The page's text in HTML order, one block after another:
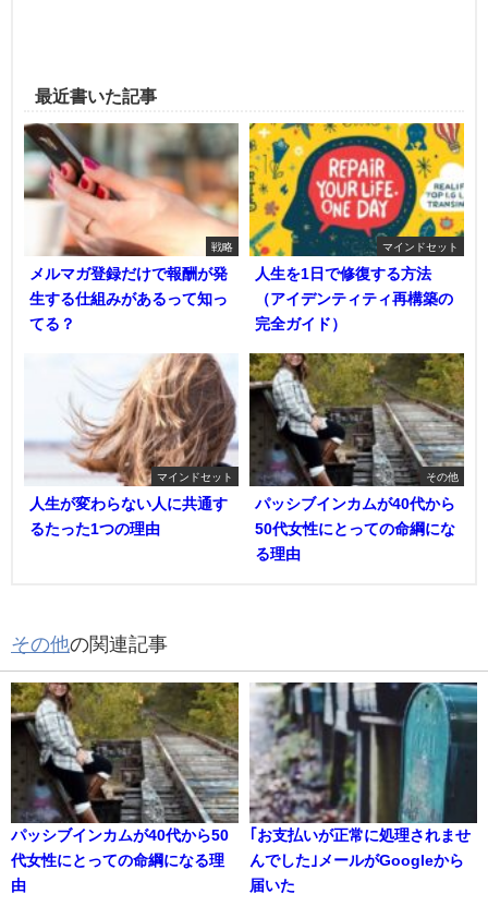
最近書いた記事
戦略
メルマガ登録だけで報酬が発
生する仕組みがあるって知っ
てる？
マインドセット
人生を1日で修復する方法
（アイデンティティ再構築の
完全ガイド）
マインドセット
人生が変わらない人に共通す
るたった1つの理由
その他
パッシブインカムが40代から
50代女性にとっての命綱にな
る理由
その他の関連記事
パッシブインカムが40代から50
代女性にとっての命綱になる理
由
｢お支払いが正常に処理されませ
んでした｣メールがGoogleから
届いた